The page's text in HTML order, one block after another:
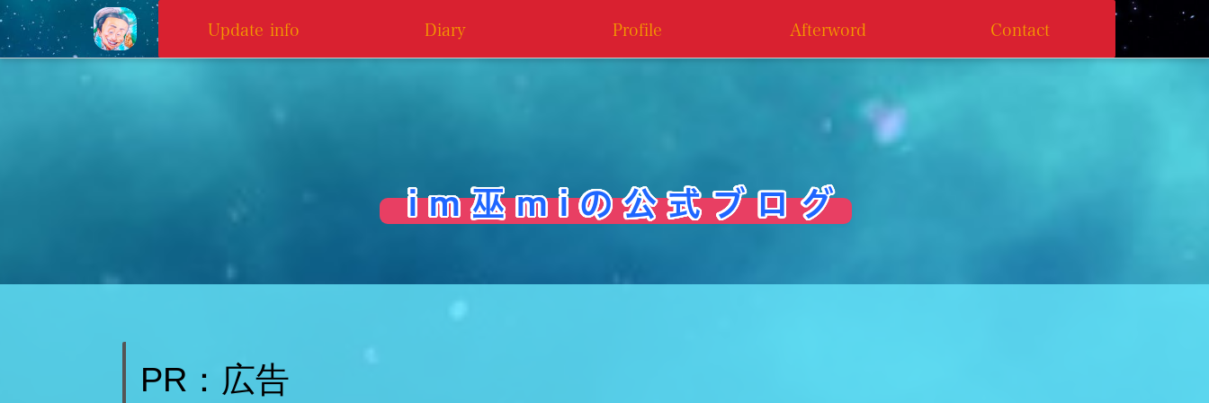
Update info Diary Profile Afterword Contact
i m 巫 m i の 公 式 ブ ロ グ
PR：広告